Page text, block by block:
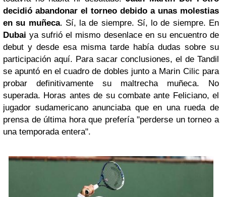
decidió abandonar el torneo debido a unas molestias
en su muñeca. Sí, la de siempre. Sí, lo de siempre. En
Dubai ya sufrió el mismo desenlace en su encuentro de
debut y desde esa misma tarde había dudas sobre su
participación aquí. Para sacar conclusiones, el de Tandil
se apuntó en el cuadro de dobles junto a Marin Cilic para
probar definitivamente su maltrecha muñeca. No
superada. Horas antes de su combate ante Feliciano, el
jugador sudamericano anunciaba que en una rueda de
prensa de última hora que prefería "perderse un torneo a
una temporada entera".